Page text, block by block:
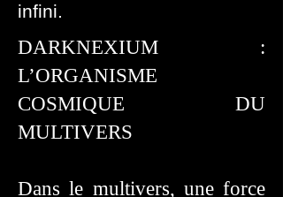
infini.
DARKNEXIUM :
L’ORGANISME
COSMIQUE DU
MULTIVERS
Dans le multivers, une force